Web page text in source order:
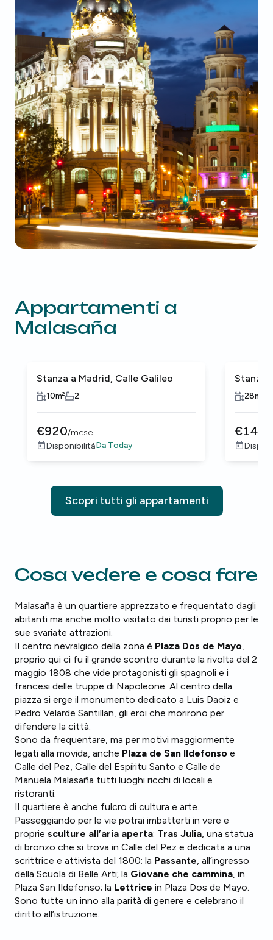
Appartamenti a
Malasaña
Stanza a Madrid, Calle Galileo
10m² 2
€920/mese
DisponibilitàDa Today
Stanza
28m²
€1410
Scopri tutti gli appartamenti
Cosa vedere e cosa fare
Malasaña è un quartiere apprezzato e frequentato dagli
abitanti ma anche molto visitato dai turisti proprio per le
sue svariate attrazioni.
Il centro nevralgico della zona è Plaza Dos de Mayo,
proprio qui ci fu il grande scontro durante la rivolta del 2
maggio 1808 che vide protagonisti gli spagnoli e i
francesi delle truppe di Napoleone. Al centro della
piazza si erge il monumento dedicato a Luis Daoiz e
Pedro Velarde Santillan, gli eroi che morirono per
difendere la città.
Sono da frequentare, ma per motivi maggiormente
legati alla movida, anche Plaza de San Ildefonso e
Calle del Pez, Calle del Espíritu Santo e Calle de
Manuela Malasaña tutti luoghi ricchi di locali e
ristoranti.
Il quartiere è anche fulcro di cultura e arte.
Passeggiando per le vie potrai imbatterti in vere e
proprie sculture all’aria aperta: Tras Julia, una statua
di bronzo che si trova in Calle del Pez e dedicata a una
scrittrice e attivista del 1800; la Passante, all’ingresso
della Scuola di Belle Arti; la Giovane che cammina, in
Plaza San Ildefonso; la Lettrice in Plaza Dos de Mayo.
Sono tutte un inno alla parità di genere e celebrano il
diritto all’istruzione.